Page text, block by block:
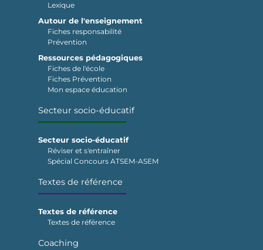
Lexique
Autour de l'enseignement
Fiches responsabilité
Prévention
Ressources pédagogiques
Fiches de l'école
Fiches Prévention
Mon espace éducation
Secteur socio-éducatif
Secteur socio-éducatif
Réviser et s'entraîner
Spécial Concours ATSEM-ASEM
Textes de référence
Textes de référence
Textes de référence
Coaching